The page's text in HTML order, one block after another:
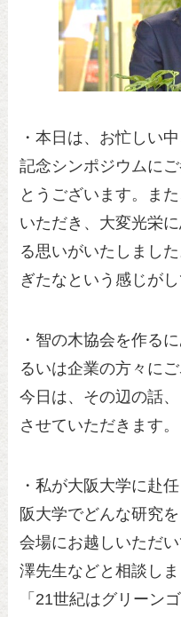
・本日は、お忙しい
記念シンポジウムに
とうございます。ま
いただき、大変光栄
る思いがいたしまし
ぎたなという感じがし
・智の木協会を作る
るいは企業の方々に
今日は、その辺の話
させていただきます。
・私が大阪大学に赴
阪大学でどんな研究
会場にお越しいただ
澤先生などと相談し
「21世紀はグリーン